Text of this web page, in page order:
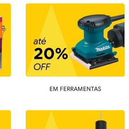
EM FERRAMENTAS